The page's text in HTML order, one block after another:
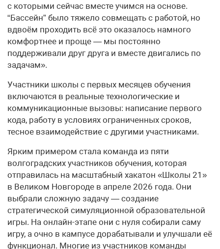
с которыми сейчас вместе учимся на основе.
“Бассейн” было тяжело совмещать с работой, но
вдвоём проходить всё это оказалось намного
комфортнее и проще — мы постоянно
поддерживали друг друга и вместе двигались по
задачам».
Участники школы с первых месяцев обучения
включаются в реальные технологические и
коммуникационные вызовы: написание первого
кода, работу в условиях ограниченных сроков,
тесное взаимодействие с другими участниками.
Ярким примером стала команда из пяти
волгоградских участников обучения, которая
отправилась на масштабный хакатон «Школы 21»
в Великом Новгороде в апреле 2026 года. Они
выбрали сложную задачу — создание
стратегической симуляционной образовательной
игры. На онлайн-этапе они с нуля собирали саму
игру, а очно в кампусе дорабатывали и улучшали её
функционал. Многие из участников команды